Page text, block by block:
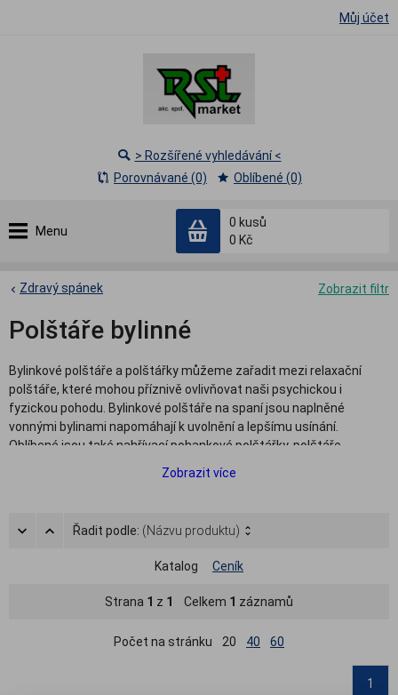
Můj účet
Menu
0 kusů
0 Kč
> Rozšířené vyhledávání <
Porovnávané (0)
Oblíbené (0)
Zobrazit filtr
Zdravý spánek
Polštáře bylinné
Bylinkové polštáře a polštářky můžeme zařadit mezi relaxační
polštáře, které mohou příznivě ovlivňovat naši psychickou i
fyzickou pohodu. Bylinkové polštáře na spaní jsou naplněné
vonnými bylinami napomáhají k uvolnění a lepšímu usínání.
Oblíbené jsou také nahřívací pohankové polštářky, polštáře
naplněné pohankovými slupkami, které do sebe při nahřátí v
bolesti při fyzických potížích, jako je zablokovaná krční páteř a
bolesti hlavy, ramen, šíje nebo zad. V naší nabídce naleznete různé
typy pohankových polštářů, a to jak v provedení klasického šíjového
polštáře nebo i speciálního bederního polštáře pro úlevu při bolesti
bederní části zad.
Zobrazit více
Řadit podle: (Názvu produktu)
Katalog Ceník
Strana 1 z 1 Celkem 1 záznamů
Počet na stránku 20 40 60
1